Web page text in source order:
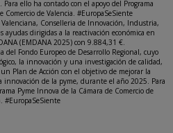
ello ha contado con el apoyo del Programa
Comercio de Valencia. #EuropaSeSiente
Conselleria de Innovación, Industria,
ayudas dirigidas a la reactivación económica en
(EMDANA 2025) con 9.884,31 €.
del Fondo Europeo de Desarrollo Regional, cuyo
la innovación y una investigación de calidad,
Plan de Acción con el objetivo de mejorar la
innovación de la pyme, durante el año 2025. Para
Pyme Innova de la Cámara de Comercio de
#EuropaSeSiente